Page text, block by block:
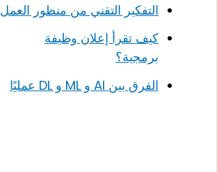
التفكير التقني من منظور العمل
كيف تقرأ إعلان وظيفة
برمجية؟
الفرق بين AI و ML و DL عمليًا